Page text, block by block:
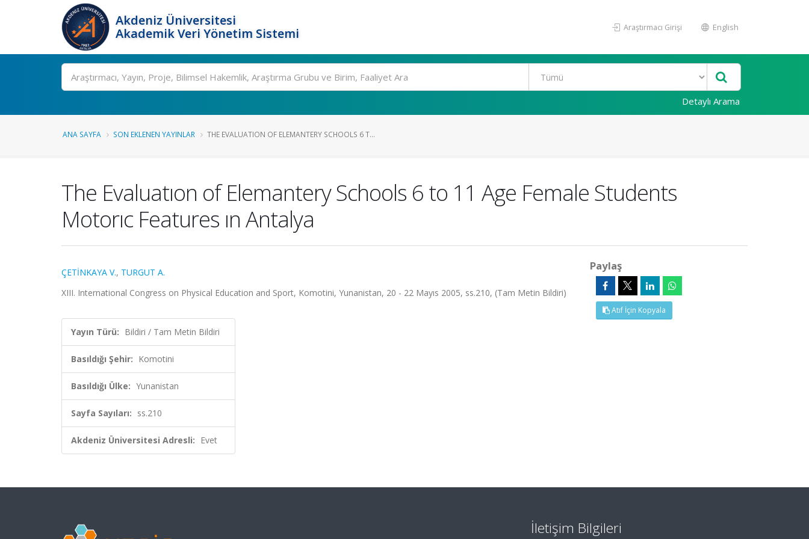
Akdeniz Üniversitesi
Akademik Veri Yönetim Sistemi
Araştırmacı Girişi English
Ara
Detaylı Arama
ANA SAYFA SON EKLENEN YAYINLAR THE EVALUATION OF ELEMANTERY SCHOOLS 6 T...
The Evaluatıon of Elemantery Schools 6 to 11 Age Female Students
Motorıc Features ın Antalya
ÇETİNKAYA V., TURGUT A.
XIII. International Congress on Physical Education and Sport, Komotini, Yunanistan, 20 - 22 Mayıs 2005, ss.210, (Tam Metin Bildiri)
Yayın Türü: Bildiri / Tam Metin Bildiri
Basıldığı Şehir: Komotini
Basıldığı Ülke: Yunanistan
Sayfa Sayıları: ss.210
Akdeniz Üniversitesi Adresli: Evet
Paylaş
Atıf İçin Kopyala
İletişim Bilgileri